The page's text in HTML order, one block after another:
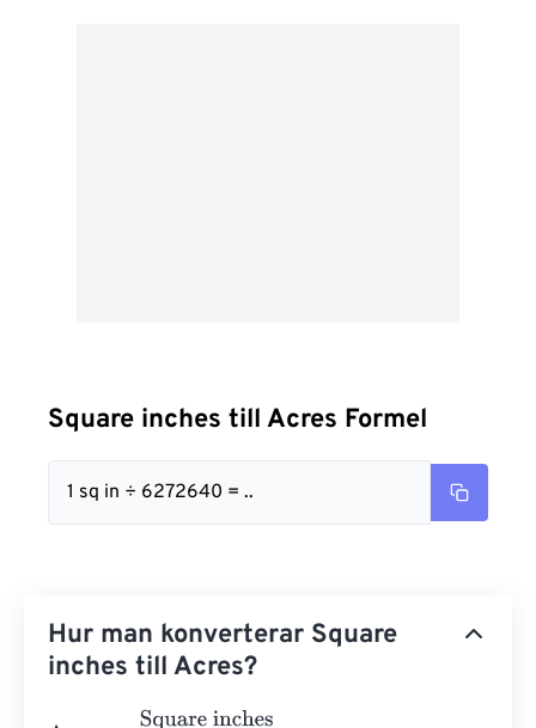
Square inches till Acres Formel
1 sq in ÷ 6272640 = ..
Hur man konverterar Square
inches till Acres?
Acres Square inches6272640